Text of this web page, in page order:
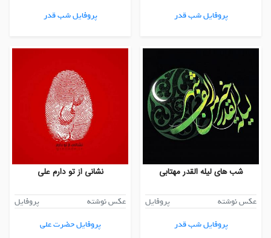
پروفایل شب قدر
پروفایل شب قدر
شب های لیله القدر مهتابی
عکس نوشته
پروفایل
پروفایل شب قدر
نشانی از تو دارم علی
عکس نوشته
پروفایل
پروفایل حضرت علی